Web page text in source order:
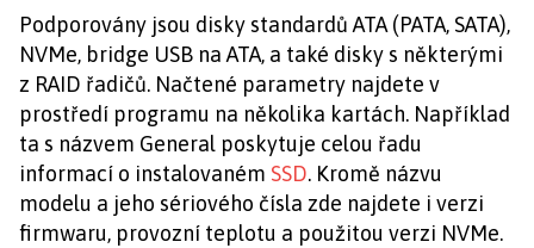
Podporovány jsou disky standardů ATA (PATA, SATA),
NVMe, bridge USB na ATA, a také disky s některými
z RAID řadičů. Načtené parametry najdete v
prostředí programu na několika kartách. Například
ta s názvem General poskytuje celou řadu
informací o instalovaném SSD. Kromě názvu
modelu a jeho sériového čísla zde najdete i verzi
firmwaru, provozní teplotu a použitou verzi NVMe.